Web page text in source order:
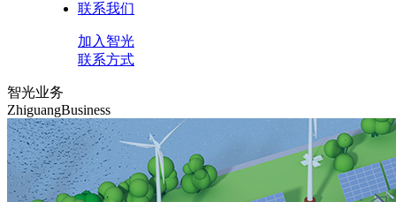
联系我们
加入智光
联系方式
智光业务
ZhiguangBusiness